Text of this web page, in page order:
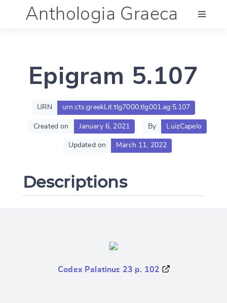
Anthologia Graeca
Language (en)
Documentation
Epigram 5.107
URN urn:cts:greekLit:tlg7000.tlg001.ag:5.107
Created on January 6, 2021 By LuizCapelo
Updated on March 11, 2022
Descriptions
Codex Palatinus 23 p. 102